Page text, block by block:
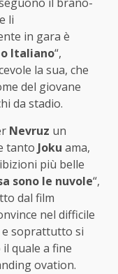
li
in gara è
Italiano“,
la sua, che
del giovane
da stadio.
Nevruz un
tanto Joku ama,
più belle
sono le nuvole“,
dal film
nel difficile
soprattutto si
quale a fine
ovation.